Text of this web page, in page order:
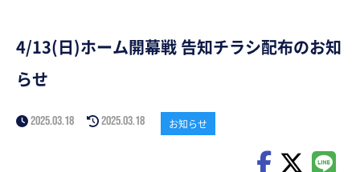
4/13(日)ホーム開幕戦 告知チラシ配布のお知
らせ
2025.03.18 2025.03.18 お知らせ